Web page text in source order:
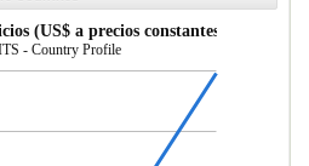
(US$ a precios constantes de 2010)
- Country Profile